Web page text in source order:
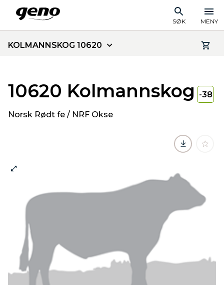
SØK MENY
KOLMANNSKOG 10620
10620 Kolmannskog
Norsk Rødt fe / NRF Okse
-38